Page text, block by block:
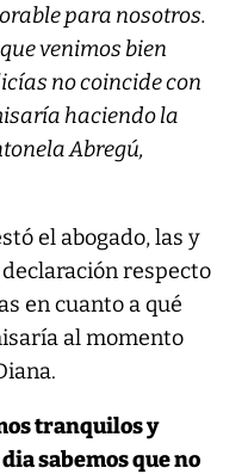
para nosotros.
venimos bien
no coincide con
haciendo la
Abregú,
el abogado, las y
respecto
en cuanto a qué
al momento
tranquilos y
sabemos que no